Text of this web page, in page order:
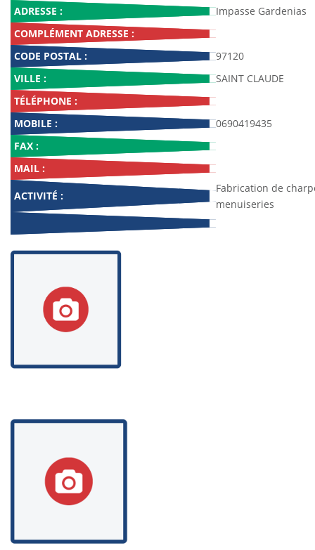
ADRESSE :
Impasse Gardenias
COMPLÉMENT ADRESSE :
CODE POSTAL :
97120
VILLE :
SAINT CLAUDE
TÉLÉPHONE :
MOBILE :
0690419435
FAX :
MAIL :
ACTIVITÉ :
Fabrication de
menuiseries